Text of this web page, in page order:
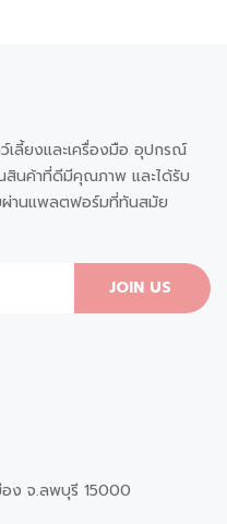
เลี้ยงและเครื่องมือ อุปกรณ์
สินค้าที่ดีมีคุณภาพ และได้รับ
ผ่านแพลตฟอร์มที่ทันสมัย
JOIN US
อง จ.ลพบุรี 15000